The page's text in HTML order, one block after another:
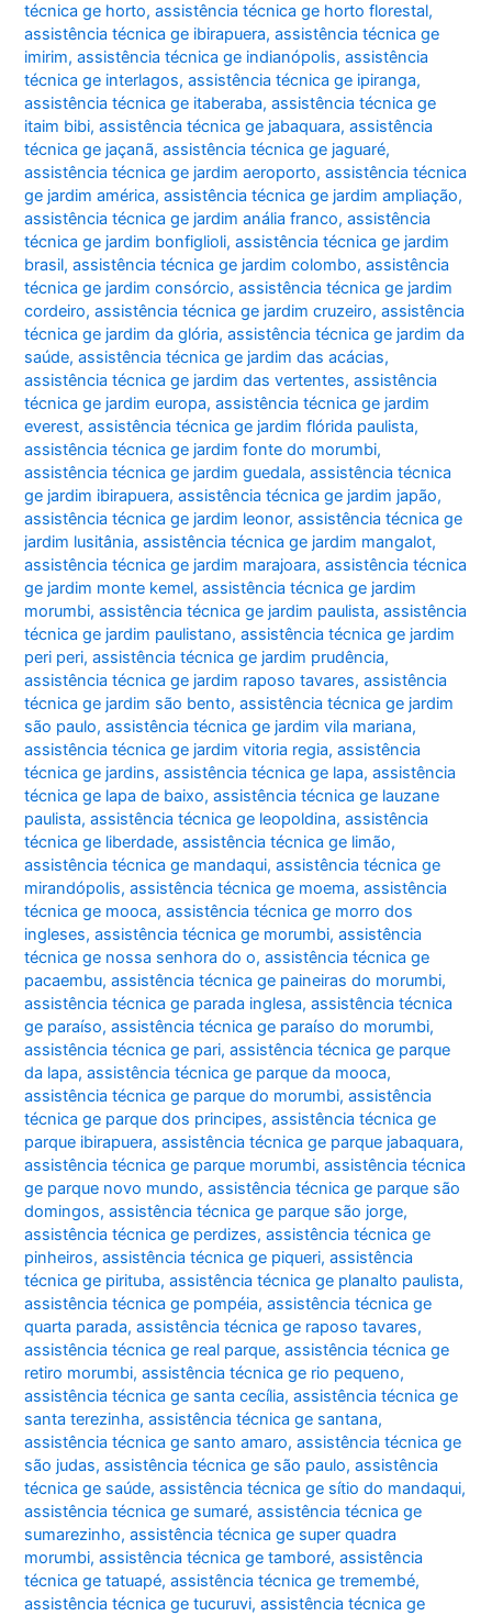
técnica ge horto,assistência técnica ge horto florestal,
assistência técnica ge ibirapuera,assistência técnica ge
imirim,assistência técnica ge indianópolis,assistência
técnica ge interlagos,assistência técnica ge ipiranga,
assistência técnica ge itaberaba,assistência técnica ge
itaim bibi,assistência técnica ge jabaquara,assistência
técnica ge jaçanã,assistência técnica ge jaguaré,
assistência técnica ge jardim aeroporto,assistência técnica
ge jardim américa,assistência técnica ge jardim ampliação,
assistência técnica ge jardim anália franco,assistência
técnica ge jardim bonfiglioli,assistência técnica ge jardim
brasil,assistência técnica ge jardim colombo,assistência
técnica ge jardim consórcio,assistência técnica ge jardim
cordeiro,assistência técnica ge jardim cruzeiro,assistência
técnica ge jardim da glória,assistência técnica ge jardim da
saúde,assistência técnica ge jardim das acácias,
assistência técnica ge jardim das vertentes,assistência
técnica ge jardim europa,assistência técnica ge jardim
everest,assistência técnica ge jardim flórida paulista,
assistência técnica ge jardim fonte do morumbi,
assistência técnica ge jardim guedala,assistência técnica
ge jardim ibirapuera,assistência técnica ge jardim japão,
assistência técnica ge jardim leonor,assistência técnica ge
jardim lusitânia,assistência técnica ge jardim mangalot,
assistência técnica ge jardim marajoara,assistência técnica
ge jardim monte kemel,assistência técnica ge jardim
morumbi,assistência técnica ge jardim paulista,assistência
técnica ge jardim paulistano,assistência técnica ge jardim
peri peri,assistência técnica ge jardim prudência,
assistência técnica ge jardim raposo tavares,assistência
técnica ge jardim são bento,assistência técnica ge jardim
são paulo,assistência técnica ge jardim vila mariana,
assistência técnica ge jardim vitoria regia,assistência
técnica ge jardins,assistência técnica ge lapa,assistência
técnica ge lapa de baixo,assistência técnica ge lauzane
paulista,assistência técnica ge leopoldina,assistência
técnica ge liberdade,assistência técnica ge limão,
assistência técnica ge mandaqui,assistência técnica ge
mirandópolis,assistência técnica ge moema,assistência
técnica ge mooca,assistência técnica ge morro dos
ingleses,assistência técnica ge morumbi,assistência
técnica ge nossa senhora do o,assistência técnica ge
pacaembu,assistência técnica ge paineiras do morumbi,
assistência técnica ge parada inglesa,assistência técnica
ge paraíso,assistência técnica ge paraíso do morumbi,
assistência técnica ge pari,assistência técnica ge parque
da lapa,assistência técnica ge parque da mooca,
assistência técnica ge parque do morumbi,assistência
técnica ge parque dos principes,assistência técnica ge
parque ibirapuera,assistência técnica ge parque jabaquara,
assistência técnica ge parque morumbi,assistência técnica
ge parque novo mundo,assistência técnica ge parque são
domingos,assistência técnica ge parque são jorge,
assistência técnica ge perdizes,assistência técnica ge
pinheiros,assistência técnica ge piqueri,assistência
técnica ge pirituba,assistência técnica ge planalto paulista,
assistência técnica ge pompéia,assistência técnica ge
quarta parada,assistência técnica ge raposo tavares,
assistência técnica ge real parque,assistência técnica ge
retiro morumbi,assistência técnica ge rio pequeno,
assistência técnica ge santa cecília,assistência técnica ge
santa terezinha,assistência técnica ge santana,
assistência técnica ge santo amaro,assistência técnica ge
são judas,assistência técnica ge são paulo,assistência
técnica ge saúde,assistência técnica ge sítio do mandaqui,
assistência técnica ge sumaré,assistência técnica ge
sumarezinho,assistência técnica ge super quadra
morumbi,assistência técnica ge tamboré,assistência
técnica ge tatuapé,assistência técnica ge tremembé,
assistência técnica ge tucuruvi,assistência técnica ge